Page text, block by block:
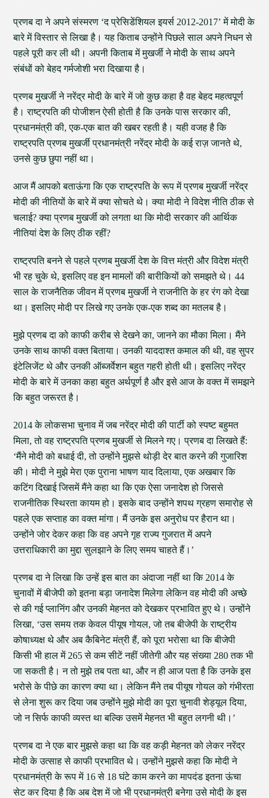
प्रणब दा ने अपने संस्मरण ‘द प्रेसिडेंशियल इयर्स 2012-2017’ में मोदी के
बारे में विस्तार से लिखा है। यह किताब उन्होंने पिछले साल अपने निधन से
पहले पूरी कर ली थी। अपनी किताब में मुखर्जी ने मोदी के साथ अपने
संबंधों को बेहद गर्मजोशी भरा दिखाया है।
प्रणब मुखर्जी ने नरेंद्र मोदी के बारे में जो कुछ कहा है वह बेहद महत्वपूर्ण
है। राष्ट्रपति की पोजीशन ऐसी होती है कि उनके पास सरकार की,
प्रधानमंत्री की, एक-एक बात की खबर रहती है। यही वजह है कि
राष्ट्रपति प्रणब मुखर्जी प्रधानमंत्री नरेंद्र मोदी के कई राज़ जानते थे,
उनसे कुछ छुपा नहीं था।
आज मैं आपको बताऊंगा कि एक राष्ट्रपति के रूप में प्रणब मुखर्जी नरेंद्र
मोदी की नीतियों के बारे में क्या सोचते थे। क्या मोदी ने विदेश नीति ठीक से
चलाई? क्या प्रणब मुखर्जी को लगता था कि मोदी सरकार की आर्थिक
नीतियां देश के लिए ठीक रहीं?
राष्ट्रपति बनने से पहले प्रणब मुखर्जी देश के वित्त मंत्री और विदेश मंत्री
भी रह चुके थे, इसलिए वह इन मामलों की बारीकियों को समझते थे। 44
साल के राजनैतिक जीवन में प्रणब मुखर्जी ने राजनीति के हर रंग को देखा
था। इसलिए मोदी पर लिखे गए उनके एक-एक शब्द का मतलब है।
मुझे प्रणब दा को काफी करीब से देखने का, जानने का मौका मिला। मैंने
उनके साथ काफी वक्त बिताया। उनकी याददाश्त कमाल की थी, वह सुपर
इंटेलिजेंट थे और उनकी ऑब्जर्वेशन बहुत गहरी होती थी। इसलिए नरेंद्र
मोदी के बारे में उनका कहा बहुत अर्थपूर्ण है और इसे आज के वक्त में समझने
कि बहुत जरूरत है।
2014 के लोकसभा चुनाव में जब नरेंद्र मोदी की पार्टी को स्पष्ट बहुमत
मिला, तो वह राष्ट्रपति प्रणब मुखर्जी से मिलने गए। प्रणब दा लिखते हैं:
‘मैंने मोदी को बधाई दी, तो उन्होंने मुझसे थोड़ी देर बात करने की गुजारिश
की। मोदी ने मुझे मेरा एक पुराना भाषण याद दिलाया, एक अखबार कि
कटिंग दिखाई जिसमें मैंने कहा था कि एक ऐसा जनादेश हो जिससे
राजनीतिक स्थिरता कायम हो। इसके बाद उन्होंने शपथ ग्रहण समारोह से
पहले एक सप्ताह का वक्त मांगा। मैं उनके इस अनुरोध पर हैरान था।
उन्होंने जोर देकर कहा कि वह अपने गृह राज्य गुजरात में अपने
उत्तराधिकारी का मुद्दा सुलझाने के लिए समय चाहते हैं।’
प्रणब दा ने लिखा कि उन्हें इस बात का अंदाजा नहीं था कि 2014 के
चुनावों में बीजेपी को इतना बड़ा जनादेश मिलेगा लेकिन वह मोदी की अच्छे
से की गई प्लानिंग और उनकी मेहनत को देखकर प्रभावित हुए थे। उन्होंने
लिखा, ‘उस समय तक केवल पीयूष गोयल, जो तब बीजेपी के राष्ट्रीय
कोषाध्यक्ष थे और अब कैबिनेट मंत्री हैं, को पूरा भरोसा था कि बीजेपी
किसी भी हाल में 265 से कम सीटें नहीं जीतेगी और यह संख्या 280 तक भी
जा सकती है। न तो मुझे तब पता था, और न ही आज पता है कि उनके इस
भरोसे के पीछे का कारण क्या था। लेकिन मैंने तब पीयूष गोयल को गंभीरता
से लेना शुरू कर दिया जब उन्होंने मुझे मोदी का पूरा चुनावी शेड्यूल दिया,
जो न सिर्फ काफी व्यस्त था बल्कि उसमें मेहनत भी बहुत लगनी थी।’
प्रणब दा ने एक बार मुझसे कहा था कि वह कड़ी मेहनत को लेकर नरेंद्र
मोदी के उत्साह से काफी प्रभावित थे। उन्होंने मुझसे कहा कि मोदी ने
प्रधानमंत्री के रूप में 16 से 18 घंटे काम करने का मापदंड इतना ऊंचा
सेट कर दिया है कि अब देश में जो भी प्रधानमंत्री बनेगा उसे मोदी के इस